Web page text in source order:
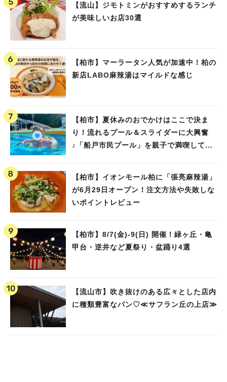
【流山】ジモトミンがおすすめするランチ
が美味しいお店30選
【柏市】マーラータン人気が加速中！柏の
新店LABO麻辣湯はマイルドな感じ
【柏市】夏休みのおでかけはここで決ま
り！流れるプール＆スライダーに大興奮
♪「船戸市民プール」を親子で満喫してき
【柏市】イオンモール柏に「張亮麻辣湯」
が6月29日オープン！注文方法や失敗しな
いポイントレビュー
【柏市】8/7(金)‐9(日) 開催！緑ヶ丘・亀
甲台・逆井など夏祭り・盆踊り4選
【流山市】吹き抜けのある広々とした店内
に種類豊富なパン♡≪サフラン丘の上店≫